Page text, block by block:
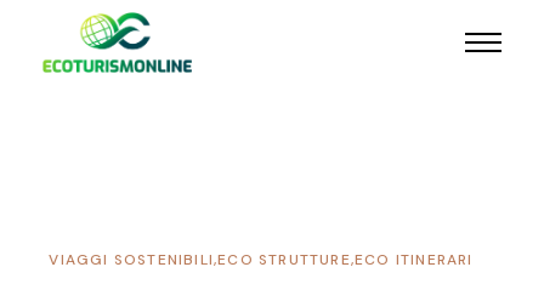
ECO ITINERARI
,
ECO STRUTTURE
,
VIAGGI SOSTENIBILI